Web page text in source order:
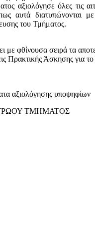
αξιολόγησε όλες τις
αυτά διατυπώνονται
του Τμήματος.
με φθίνουσα σειρά τα
Πρακτικής Άσκησης για
αξιολόγησης υποψηφίων
ΤΜΗΜΑΤΟΣ